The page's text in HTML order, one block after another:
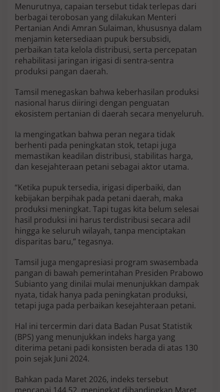
a
h
a
n
a
n
P
g
a
n
Menurutnya, capaian tersebut tidak terlepas dari
berbagai terobosan yang dilakukan Menteri
Pertanian Andi Amran Sulaiman, khususnya dalam
menjamin ketersediaan pupuk bersubsidi,
perbaikan tata kelola distribusi, serta percepatan
rehabilitasi jaringan irigasi di sentra-sentra
produksi pangan daerah.
Tamsil menegaskan bahwa keberhasilan produksi
nasional harus diiringi dengan penguatan
ekosistem pertanian di daerah secara menyeluruh.
Ia mengingatkan bahwa peran negara tidak
berhenti pada peningkatan stok, tetapi juga
memastikan keadilan distribusi, stabilitas harga,
dan kesejahteraan petani sebagai aktor utama.
“Ketika pupuk tersedia, irigasi diperbaiki, dan
kebijakan berpihak pada petani daerah, maka
produksi meningkat. Tapi tugas kita belum selesai
hasil produksi ini harus terdistribusi secara adil
hingga ke seluruh wilayah, tanpa menciptakan
disparitas baru,” tegasnya.
Tamsil juga mengapresiasi program swasembada
pangan di bawah pemerintahan Presiden Prabowo
Subianto yang dinilai mulai menunjukkan dampak
nyata, tidak hanya pada peningkatan produksi,
tetapi juga pada perbaikan kesejahteraan petani.
Hal ini tercermin dari data Badan Pusat Statistik
(BPS) yang menunjukkan indeks harga yang
diterima petani padi konsisten berada di atas 130
poin sejak Juni 2024.
Bahkan pada Maret 2026, indeks tersebut